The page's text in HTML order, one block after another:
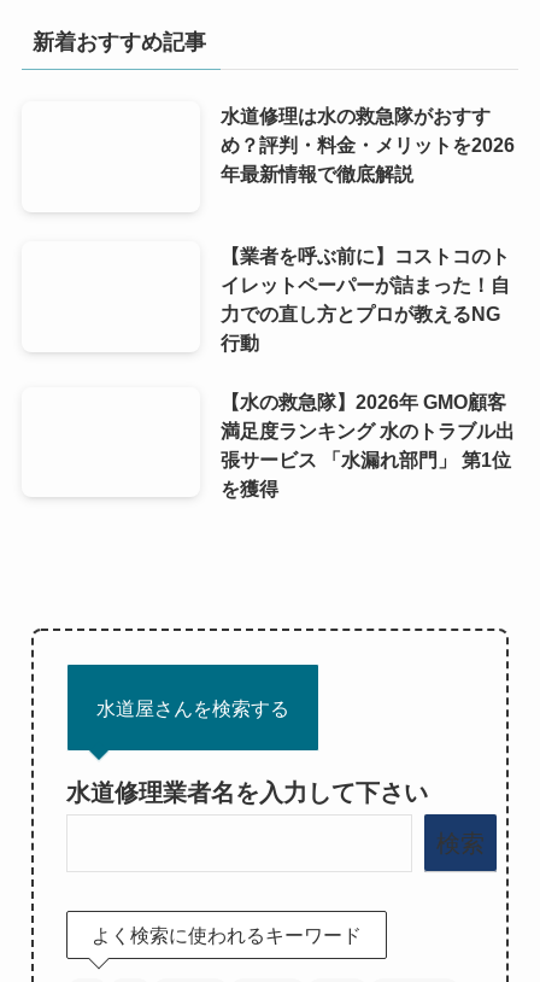
新着おすすめ記事
水道修理は水の救急隊がおすす
め？評判・料金・メリットを2026
年最新情報で徹底解説
【業者を呼ぶ前に】コストコのト
イレットペーパーが詰まった！自
力での直し方とプロが教えるNG
行動
【水の救急隊】2026年 GMO顧客
満足度ランキング 水のトラブル出
張サービス 「水漏れ部門」 第1位
を獲得
水道屋さんを検索する
水道修理業者名を入力して下さい
検索
よく検索に使われるキーワード